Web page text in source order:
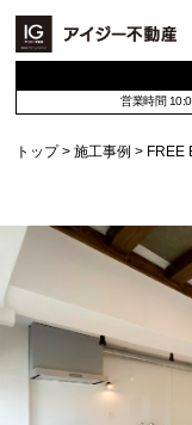
営業時間
トップ 施工事例 FREE